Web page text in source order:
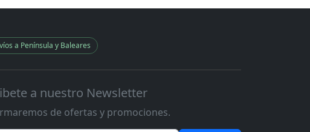
a Península y Baleares
a nuestro Newsletter
de ofertas y promociones.